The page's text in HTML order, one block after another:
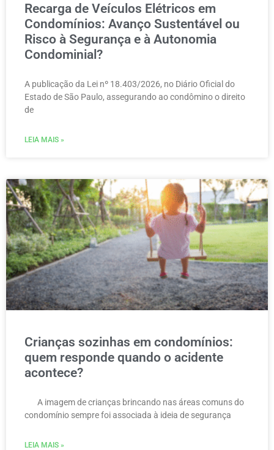
Recarga de Veículos Elétricos em
Condomínios: Avanço Sustentável ou
Risco à Segurança e à Autonomia
Condominial?
A publicação da Lei nº 18.403/2026, no Diário Oficial do
Estado de São Paulo, assegurando ao condômino o direito
de
LEIA MAIS »
Crianças sozinhas em condomínios:
quem responde quando o acidente
acontece?
A imagem de crianças brincando nas áreas comuns do
condomínio sempre foi associada à ideia de segurança
LEIA MAIS »